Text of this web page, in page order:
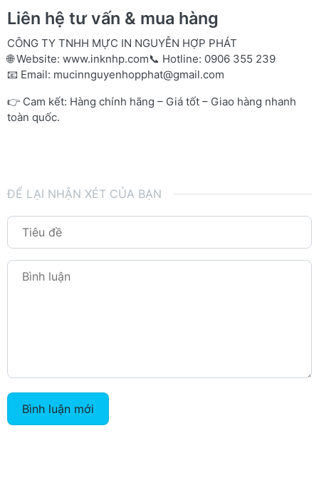
Liên hệ tư vấn & mua hàng
CÔNG TY TNHH MỰC IN NGUYỄN HỢP PHÁT
🌐 Website: www.inknhp.com📞 Hotline: 0906 355 239
📧 Email: mucinnguyenhopphat@gmail.com
👉 Cam kết: Hàng chính hãng – Giá tốt – Giao hàng nhanh
toàn quốc.
ĐỂ LẠI NHẬN XÉT CỦA BẠN
Bình luận mới